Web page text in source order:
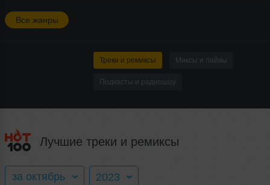
Все жанры
Треки и ремиксы Миксы и лайвы
Подкасты и радиошоу
Лучшие треки и ремиксы
за октябрь 2023